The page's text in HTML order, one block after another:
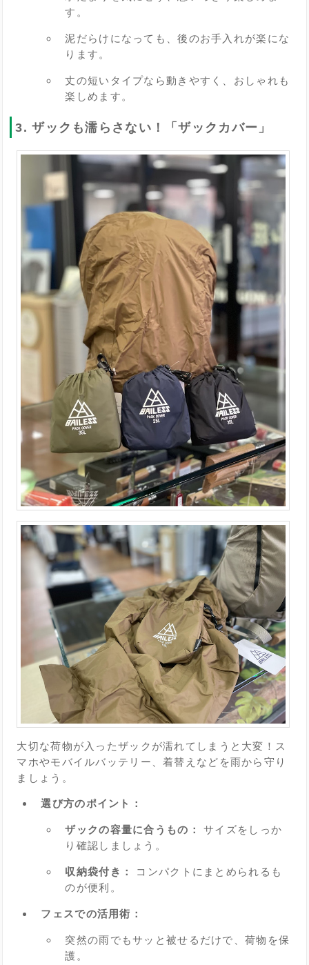
す。
泥だらけになっても、後のお手入れが楽にな
ります。
丈の短いタイプなら動きやすく、おしゃれも
楽しめます。
3. ザックも濡らさない！「ザックカバー」
大切な荷物が入ったザックが濡れてしまうと大変！ス
マホやモバイルバッテリー、着替えなどを雨から守り
ましょう。
選び方のポイント：
ザックの容量に合うもの：
サイズをしっか
り確認しましょう。
収納袋付き：
コンパクトにまとめられるも
のが便利。
フェスでの活用術：
突然の雨でもサッと被せるだけで、荷物を保
護。